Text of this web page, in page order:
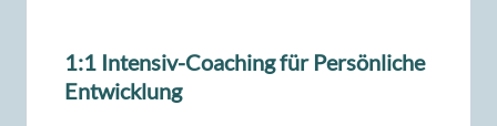
1:1 Intensiv-Coaching für Persönliche
Entwicklung